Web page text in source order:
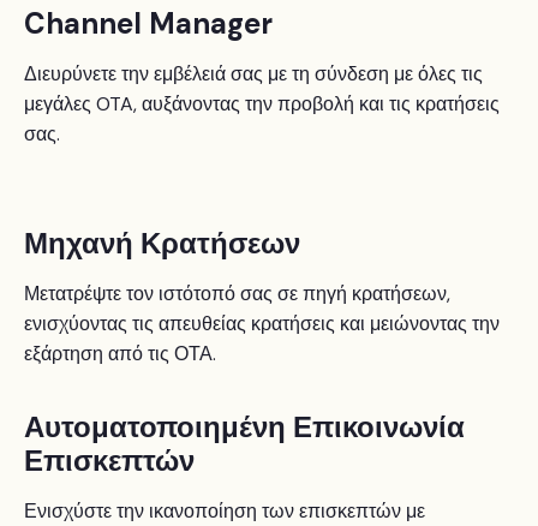
Channel Manager
Διευρύνετε την εμβέλειά σας με τη σύνδεση με όλες τις
μεγάλες OTA, αυξάνοντας την προβολή και τις κρατήσεις
σας.
Μηχανή Κρατήσεων
Μετατρέψτε τον ιστότοπό σας σε πηγή κρατήσεων,
ενισχύοντας τις απευθείας κρατήσεις και μειώνοντας την
εξάρτηση από τις ΟΤΑ.
Αυτοματοποιημένη Επικοινωνία
Επισκεπτών
Ενισχύστε την ικανοποίηση των επισκεπτών με